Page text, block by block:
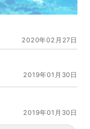
2020年02月27日
2019年01月30日
2019年01月30日